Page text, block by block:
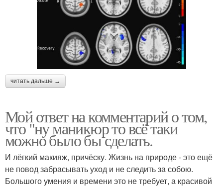
читать дальше →
Мой ответ на комментарий о том,
что "ну маникюр то всё таки
можно было бы сделать.
И лёгкий макияж, причёску. Жизнь на природе - это ещё
не повод забрасывать уход и не следить за собою.
Большого умения и времени это не требует, а красивой